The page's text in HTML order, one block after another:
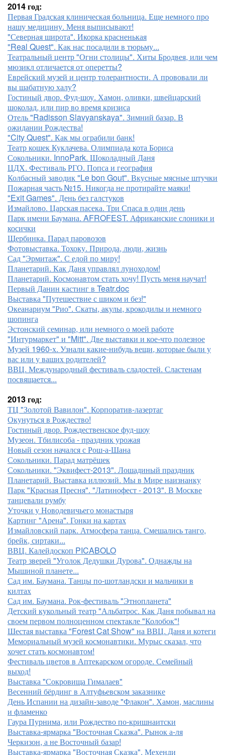
2014 год:
Первая Градская клиническая больница. Еще немного про
нашу медицину. Меня выписывают!
"Северная широта". Икорка красненькая
"Real Quest". Как нас посадили в тюрьму...
Театральный центр "Огни столицы". Хиты Бродвея, или чем
мюзикл отличается от оперетты?
Еврейский музей и центр толерантности. А прововали ли
вы шабатную халу?
Гостиный двор. Фуд-шоу. Хамон, оливки, швейцарский
шоколад, или пир во время кризиса
Отель "Radisson Slavyanskaya". Зимний базар. В
ожидании Рождества!
"City Quest". Как мы ограбили банк!
Театр кошек Куклачева. Олимпиада кота Бориса
Сокольники. InnoPark. Шоколадный Даня
ЦДХ. Фестиваль РГО. Попса и география
Колбасный заводик "Le bon Gout". Вкусные мясные штучки
Пожарная часть №15. Никогда не протирайте маяки!
"Exit Games". День без галстуков
Измайлово. Царская пасека. Три Спаса в один день
Парк имени Баумана. AFROFEST. Африканские слоники и
косички
Щербинка. Парад паровозов
Фотовыставка. Тохоку. Природа, люди, жизнь
Сад "Эрмитаж". С едой по миру!
Планетарий. Как Даня управлял луноходом!
Планетарий. Космонавтом стать хочу! Пусть меня научат!
Первый Данин кастинг в Teatr.doc
Выставка "Путешествие с шиком и без!"
Океанариум "Рио". Скаты, акулы, крокодилы и немного
шопинга
Эстонский семинар, или немного о моей работе
"Интурмаркет" и "Mitt". Две выставки и кое-что полезное
Музей 1960-х. Узнали какие-нибудь вещи, которые были у
вас или у ваших родителей?
ВВЦ. Международный фестиваль сладостей. Сластенам
посвящается...
2013 год:
ТЦ "Золотой Вавилон". Корпоратив-лазертаг
Окунуться в Рождество!
Гостиный двор. Рождественское фуд-шоу
Музеон. Тбилисоба - праздник урожая
Новый сезон начался с Рош-а-Шана
Сокольники. Парад матрёшек
Сокольники. "Эквифест-2013". Лошадиный праздник
Планетарий. Выставка иллюзий. Мы в Мире наизнанку
Парк "Красная Пресня". "Латинофест - 2013". В Москве
танцевали румбу
Уточки у Новодевичьего монастыря
Картинг "Арена". Гонки на картах
Измайловский парк. Атмосфера танца. Смешались танго,
брейк, сиртаки...
ВВЦ. Калейдоскоп PICABOLO
Театр зверей "Уголок Дедушки Дурова". Однажды на
Мышиной планете...
Сад им. Баумана. Танцы по-шотландски и мальчики в
килтах
Сад им. Баумана. Рок-фестиваль "Этнопланета"
Детский кукольный театр "Альбатрос. Как Даня побывал на
своем первом полноценном спектакле "Колобок"!
Шестая выставка "Forest Cat Show" на ВВЦ. Даня и котеги
Мемориальный музей космонавтики. Мурыс сказал, что
хочет стать космонавтом!
Фестиваль цветов в Аптекарском огороде. Семейный
выход!
Выставка "Сокровища Гималаев"
Весенний бёрдинг в Алтуфьевском заказнике
День Испании на дизайн-заводе "Флакон". Хамон, маслины
и фламенко
Гаура Пурнима, или Рождество по-кришнаитски
Выставка-ярмарка "Восточная Сказка". Рынок а-ля
Черкизон, а не Восточный базар!
Выставка-ярмарка "Восточная Сказка". Мехенди